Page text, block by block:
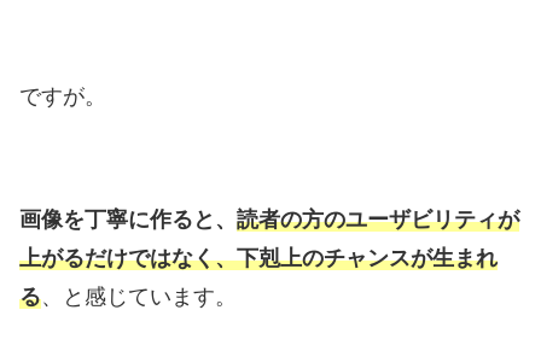
ですが。
画像を丁寧に作ると、 読者の方のユーザビリティが
上がるだけではなく、下剋上のチャンスが生まれ
る、と感じています。